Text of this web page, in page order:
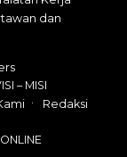
dan
– MISI
Redaksi